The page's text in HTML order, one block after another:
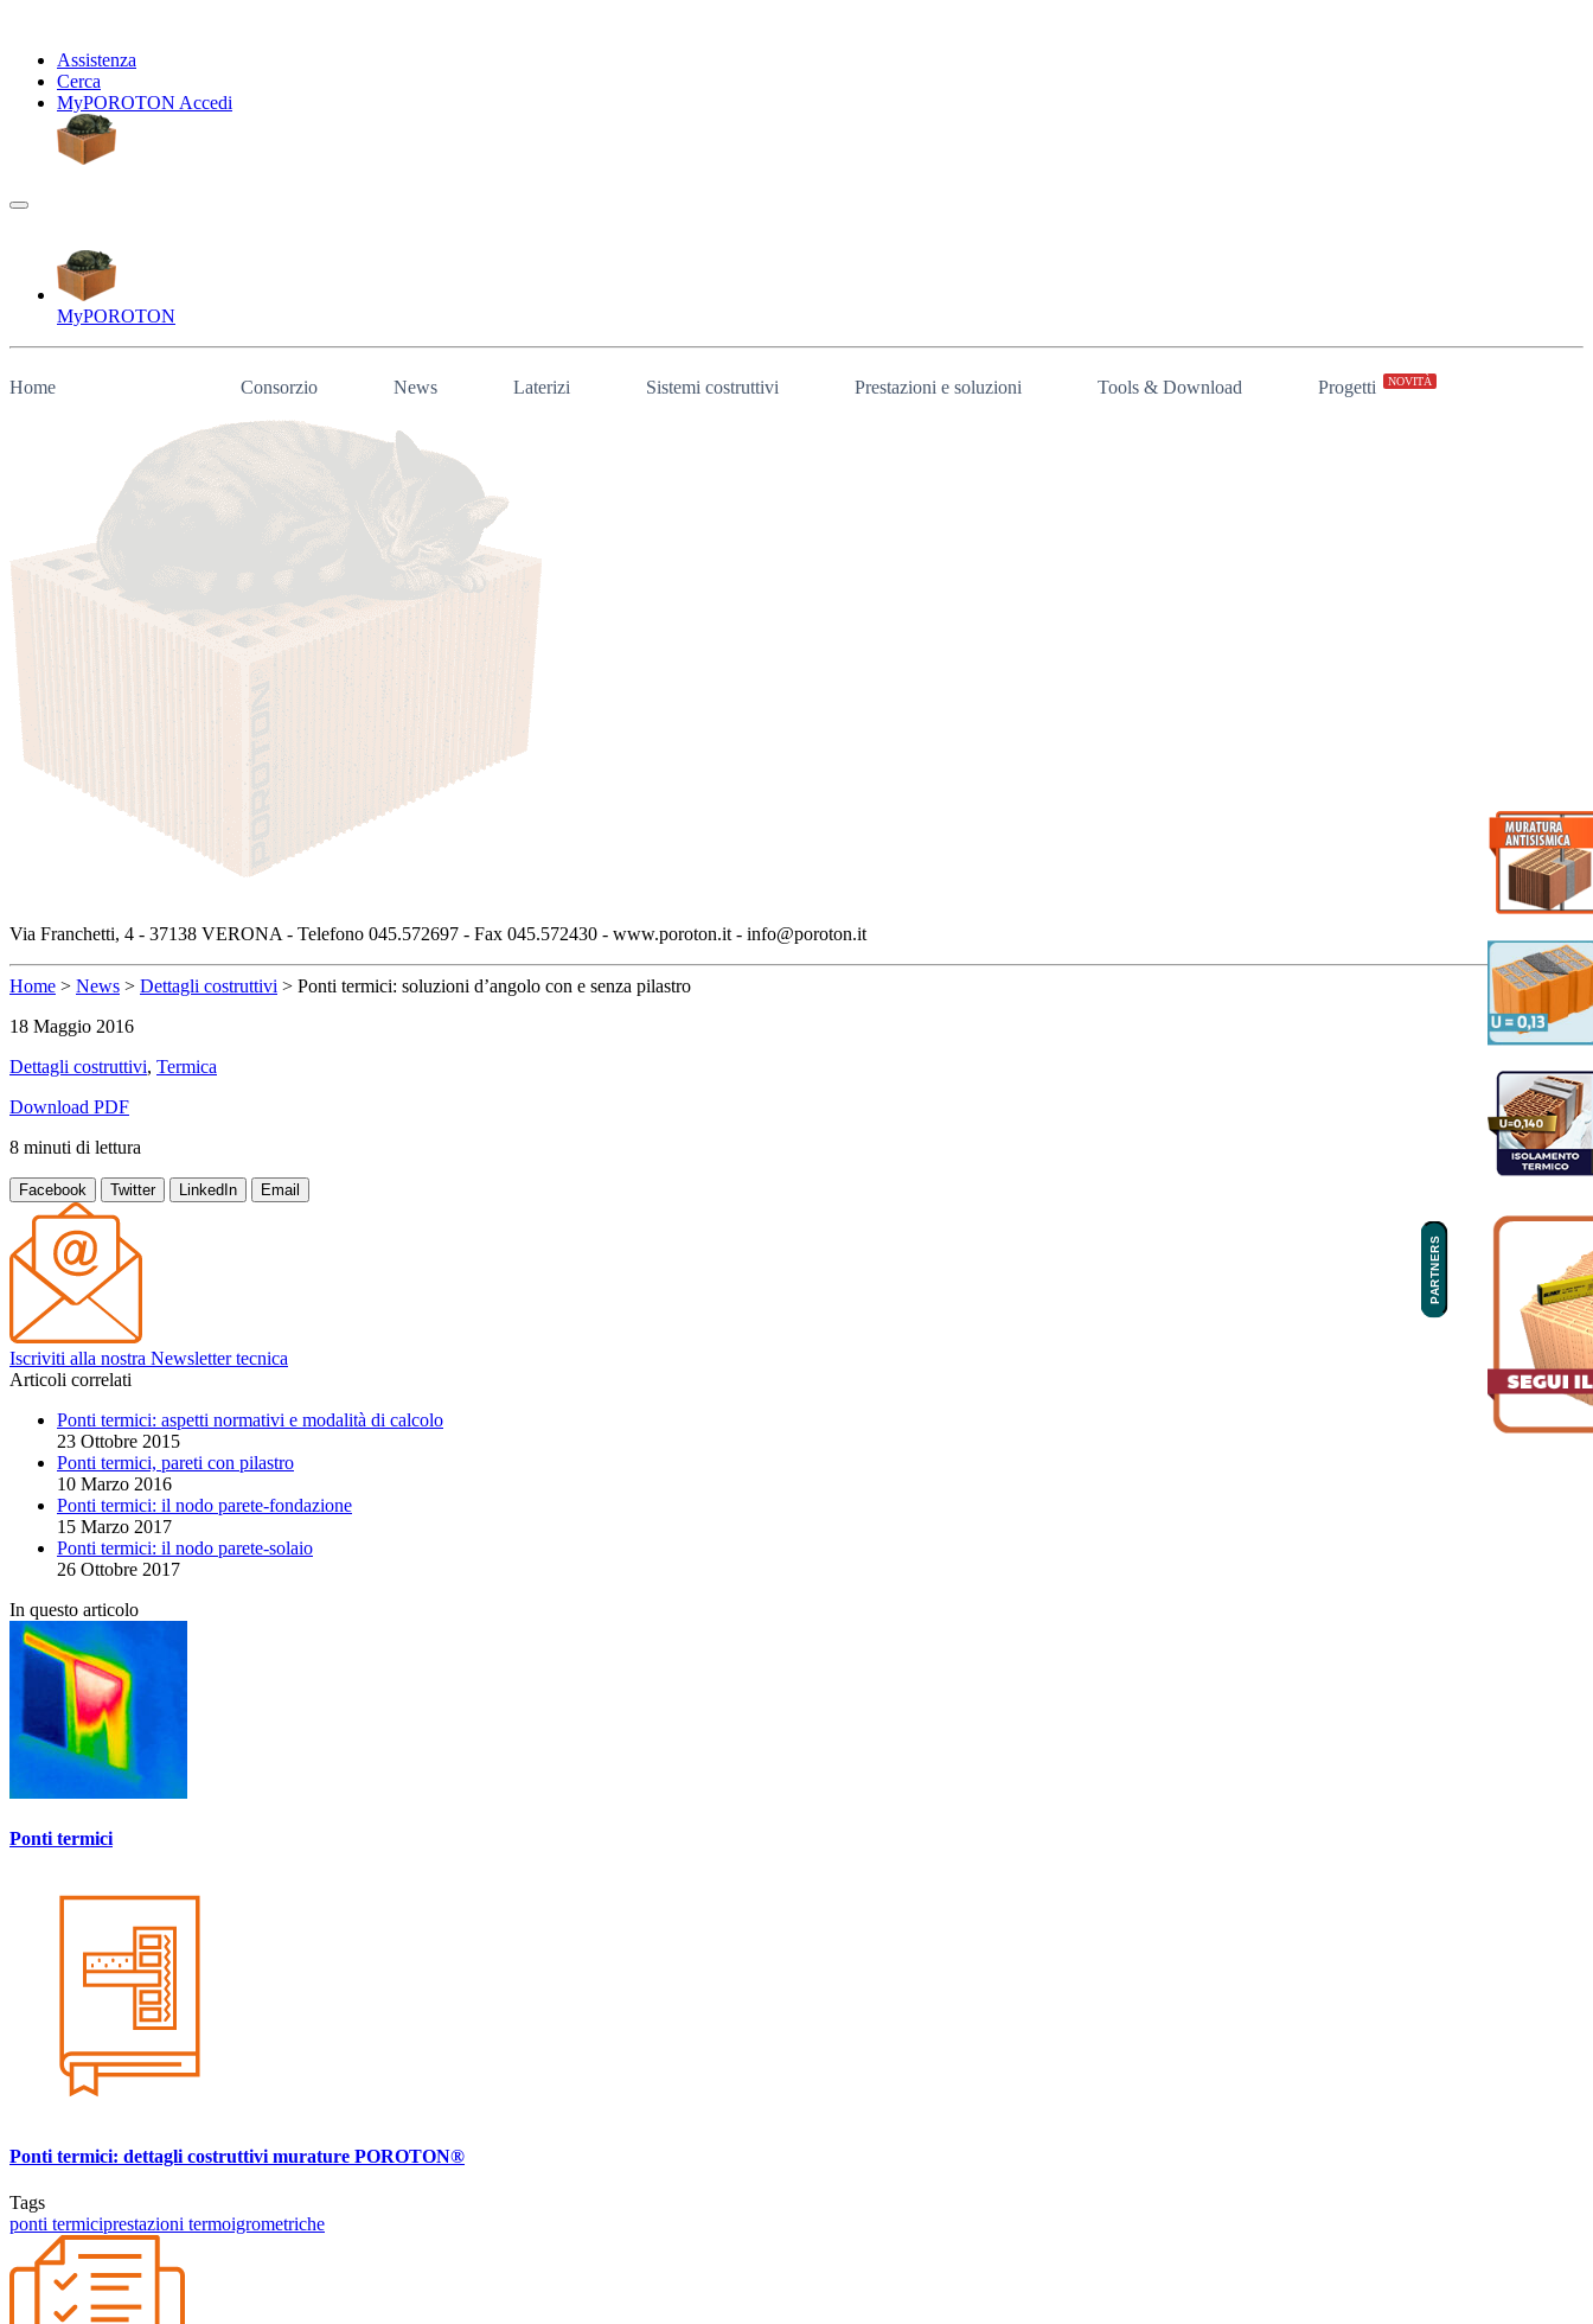
Assistenza
Cerca
MyPOROTON Accedi
MyPOROTON
Home Consorzio News Laterizi Sistemi costruttivi Prestazioni e soluzioni Tools & Download Progetti NOVITÀ
Via Franchetti, 4 - 37138 VERONA - Telefono 045.572697 - Fax 045.572430 - www.poroton.it - info@poroton.it
Home > News > Dettagli costruttivi > Ponti termici: soluzioni d’angolo con e senza pilastro
18 Maggio 2016
Dettagli costruttivi, Termica
Download PDF
8 minuti di lettura
Facebook Twitter LinkedIn Email
Iscriviti alla nostra Newsletter tecnica
Articoli correlati
Ponti termici: aspetti normativi e modalità di calcolo
23 Ottobre 2015
Ponti termici, pareti con pilastro
10 Marzo 2016
Ponti termici: il nodo parete-fondazione
15 Marzo 2017
Ponti termici: il nodo parete-solaio
26 Ottobre 2017
In questo articolo
Ponti termici
Ponti termici: dettagli costruttivi murature POROTON®
Tags
ponti termiciprestazioni termoigrometriche
PARTNERS